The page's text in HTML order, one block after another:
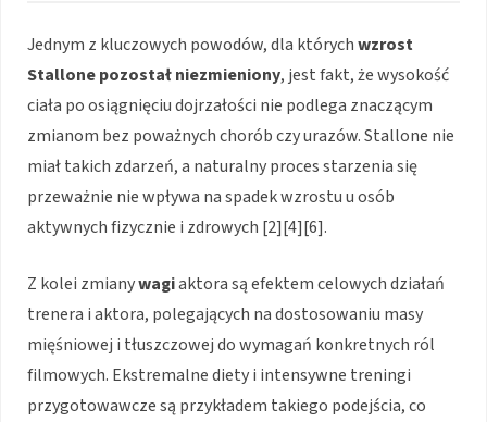
Jednym z kluczowych powodów, dla którychwzrost
Stallone pozostał niezmieniony, jest fakt, że wysokość
ciała po osiągnięciu dojrzałości nie podlega znaczącym
zmianom bez poważnych chorób czy urazów. Stallone nie
miał takich zdarzeń, a naturalny proces starzenia się
przeważnie nie wpływa na spadek wzrostu u osób
aktywnych fizycznie i zdrowych [2][4][6].
Z kolei zmianywagiaktora są efektem celowych działań
trenera i aktora, polegających na dostosowaniu masy
mięśniowej i tłuszczowej do wymagań konkretnych ról
filmowych. Ekstremalne diety i intensywne treningi
przygotowawcze są przykładem takiego podejścia, co